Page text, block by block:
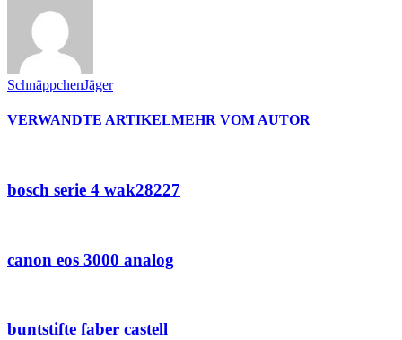
SchnäppchenJäger
VERWANDTE ARTIKELMEHR VOM AUTOR
bosch serie 4 wak28227
canon eos 3000 analog
buntstifte faber castell